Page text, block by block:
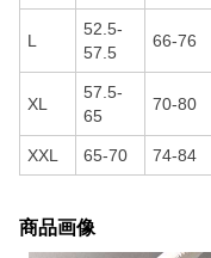
L
52.5-
57.5
66-76
XL
57.5-
65
70-80
XXL 65-70 74-84
商品画像